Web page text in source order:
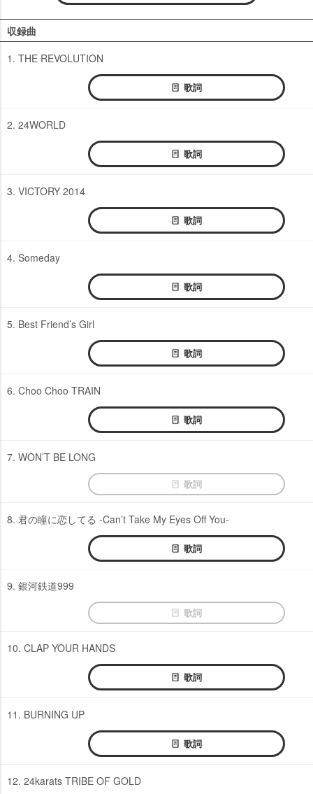
収録曲
1. THE REVOLUTION
歌詞
2. 24WORLD
歌詞
3. VICTORY 2014
歌詞
4. Someday
歌詞
5. Best Friend’s Girl
歌詞
6. Choo Choo TRAIN
歌詞
7. WON’T BE LONG
歌詞
8. 君の瞳に恋してる -Can’t Take My Eyes Off You-
歌詞
9. 銀河鉄道999
歌詞
10. CLAP YOUR HANDS
歌詞
11. BURNING UP
歌詞
12. 24karats TRIBE OF GOLD